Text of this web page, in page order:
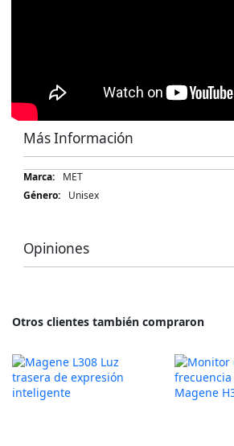
Más Información
Más
Información
MET
Unisex
Opiniones
Otros clientes también compraron